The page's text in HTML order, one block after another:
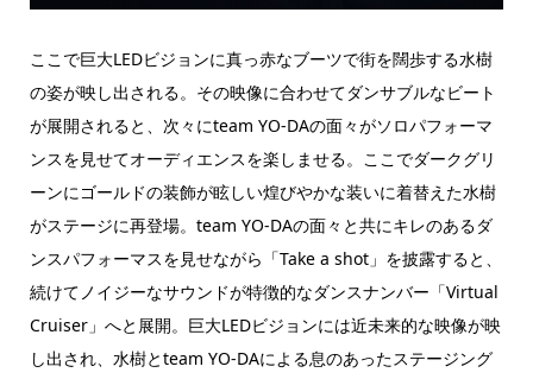
ここで巨大LEDビジョンに真っ赤なブーツで街を闊歩する水樹
の姿が映し出される。その映像に合わせてダンサブルなビート
が展開されると、次々にteam YO-DAの面々がソロパフォーマ
ンスを見せてオーディエンスを楽しませる。ここでダークグリ
ーンにゴールドの装飾が眩しい煌びやかな装いに着替えた水樹
がステージに再登場。team YO-DAの面々と共にキレのあるダ
ンスパフォーマスを見せながら「Take a shot」を披露すると、
続けてノイジーなサウンドが特徴的なダンスナンバー「Virtual
Cruiser」へと展開。巨大LEDビジョンには近未来的な映像が映
し出され、水樹とteam YO-DAによる息のあったステージング